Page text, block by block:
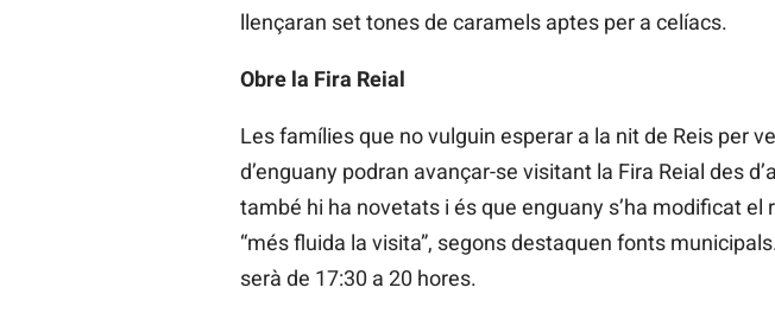
llençaran set tones de caramels aptes per a celíacs.
Obre la Fira Reial
Les famílies que no vulguin esperar a la nit de Reis per
d’enguany podran avançar-se visitant la Fira Reial des
també hi ha novetats i és que enguany s’ha modificat el
“més fluida la visita”, segons destaquen fonts
serà de 17:30 a 20 hores.